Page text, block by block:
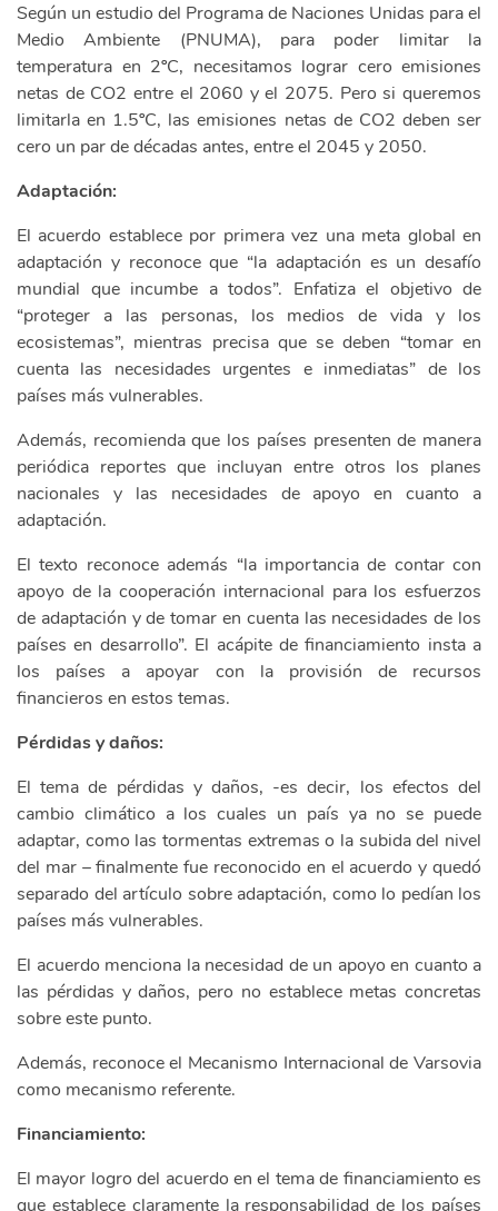
Según un estudio del Programa de Naciones Unidas para el
Medio Ambiente (PNUMA), para poder limitar la
temperatura en 2ºC, necesitamos lograr cero emisiones
netas de CO2 entre el 2060 y el 2075. Pero si queremos
limitarla en 1.5ºC, las emisiones netas de CO2 deben ser
cero un par de décadas antes, entre el 2045 y 2050.
Adaptación:
El acuerdo establece por primera vez una meta global en
adaptación y reconoce que “la adaptación es un desafío
mundial que incumbe a todos”. Enfatiza el objetivo de
“proteger a las personas, los medios de vida y los
ecosistemas”, mientras precisa que se deben “tomar en
cuenta las necesidades urgentes e inmediatas” de los
países más vulnerables.
Además, recomienda que los países presenten de manera
periódica reportes que incluyan entre otros los planes
nacionales y las necesidades de apoyo en cuanto a
adaptación.
El texto reconoce además “la importancia de contar con
apoyo de la cooperación internacional para los esfuerzos
de adaptación y de tomar en cuenta las necesidades de los
países en desarrollo”. El acápite de financiamiento insta a
los países a apoyar con la provisión de recursos
financieros en estos temas.
Pérdidas y daños:
El tema de pérdidas y daños, -es decir, los efectos del
cambio climático a los cuales un país ya no se puede
adaptar, como las tormentas extremas o la subida del nivel
del mar – finalmente fue reconocido en el acuerdo y quedó
separado del artículo sobre adaptación, como lo pedían los
países más vulnerables.
El acuerdo menciona la necesidad de un apoyo en cuanto a
las pérdidas y daños, pero no establece metas concretas
sobre este punto.
Además, reconoce el Mecanismo Internacional de Varsovia
como mecanismo referente.
Financiamiento:
El mayor logro del acuerdo en el tema de financiamiento es
que establece claramente la responsabilidad de los países